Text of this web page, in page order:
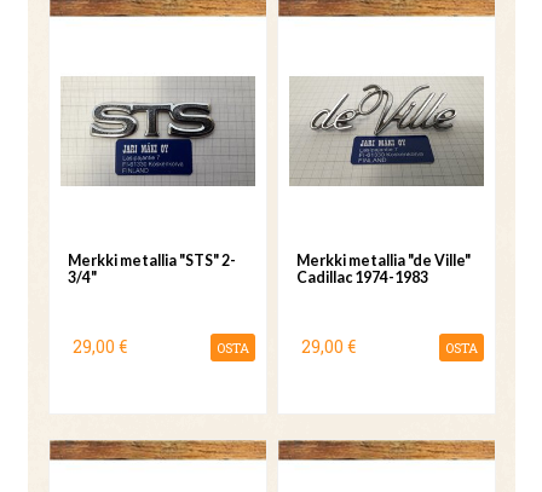
Merkki metallia "STS" 2-
3/4"
29,00 € OSTA
Merkki metallia "de Ville"
Cadillac 1974-1983
29,00 € OSTA